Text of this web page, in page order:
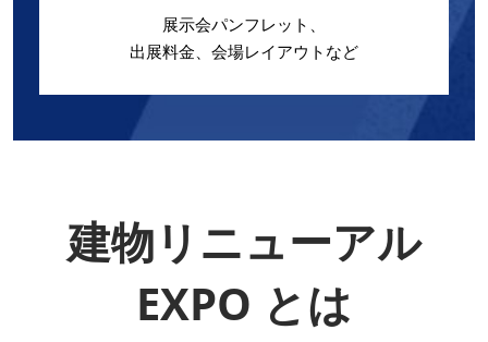
展示会パンフレット、
出展料金、会場レイアウトなど
建物リニューアル
EXPO とは